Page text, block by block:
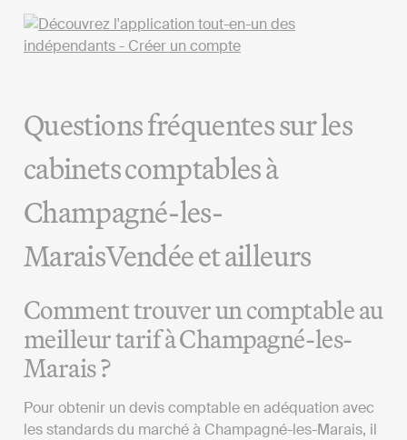
Questions fréquentes sur les
cabinets comptables à
Champagné-les-
MaraisVendée et ailleurs
Comment trouver un comptable au
meilleur tarif à Champagné-les-
Marais ?
Pour obtenir un devis comptable en adéquation avec
les standards du marché à Champagné-les-Marais, il